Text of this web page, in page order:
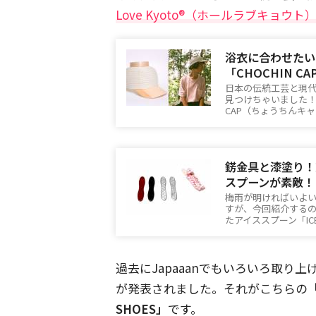
Love Kyoto®（ホールラブキョウト
浴衣に合わせた
「CHOCHIN
日本の伝統工芸と現
見つけちゃいました
CAP（ちょうちんキ
錺金具と漆塗り
スプーンが素敵！
梅雨が明ければいよ
すが、今回紹介する
たアイススプーン「
過去にJapaaanでもいろいろ取り上
が発表されました。それがこちらの
SHOES」 です。